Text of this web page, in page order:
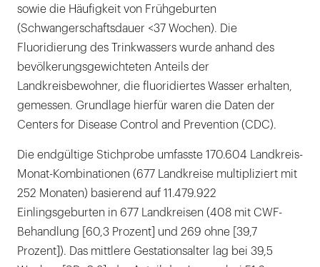
sowie die Häufigkeit von Frühgeburten
(Schwangerschaftsdauer <37 Wochen). Die
Fluoridierung des Trinkwassers wurde anhand des
bevölkerungsgewichteten Anteils der
Landkreisbewohner, die fluoridiertes Wasser erhalten,
gemessen. Grundlage hierfür waren die Daten der
Centers for Disease Control and ­Prevention (CDC).
Die endgültige Stichprobe umfasste 170.604 Landkreis-
Monat-Kombinationen (677 Landkreise multipliziert mit
252 Monaten) basierend auf 11.479.922
Einlingsgeburten in 677 Landkreisen (408 mit CWF-
Behandlung [60,3 Prozent] und 269 ohne [39,7
Prozent]). Das mittlere Gestationsalter lag bei 39,5